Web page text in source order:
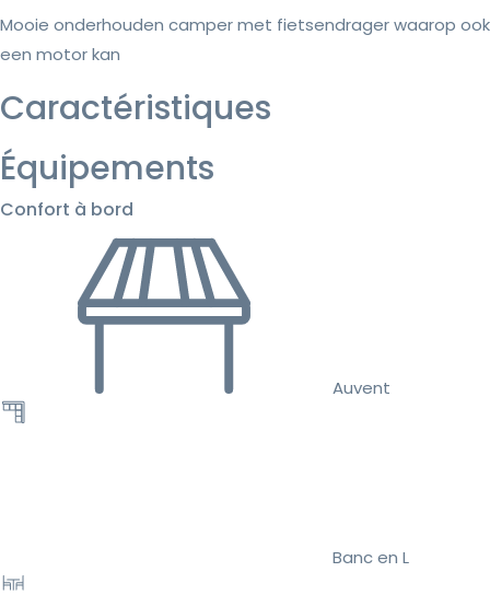
Mooie onderhouden camper met fietsendrager waarop ook
een motor kan
Caractéristiques
Équipements
Confort à bord
Auvent
Banc en L